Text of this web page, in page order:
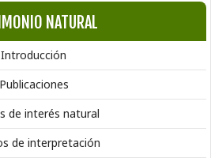
NATURAL
Introducción
Publicaciones
de interés natural
de interpretación